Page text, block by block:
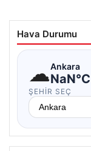
Hava Durumu
☁Ankara
NaN°C
ŞEHIR SEÇ